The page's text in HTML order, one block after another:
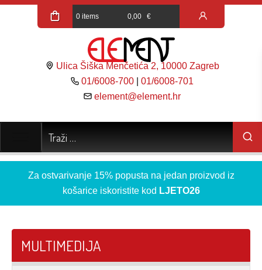
0 items 0,00 €
Ulica Šiška Menčetića 2, 10000 Zagreb
01/6008-700 |01/6008-701
element@element.hr
Za ostvarivanje 15% popusta na jedan proizvod iz
košarice iskoristite kod LJETO26
MULTIMEDIJA